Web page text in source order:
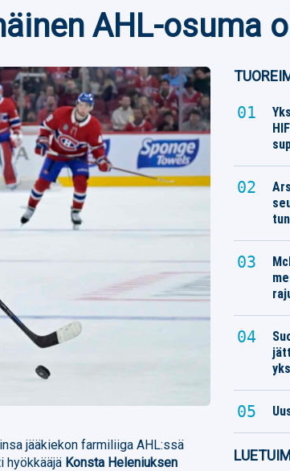
AHL-osuma
jääkiekon farmiliiga AHL:ssä
hyökkääjä Konsta Heleniuksen